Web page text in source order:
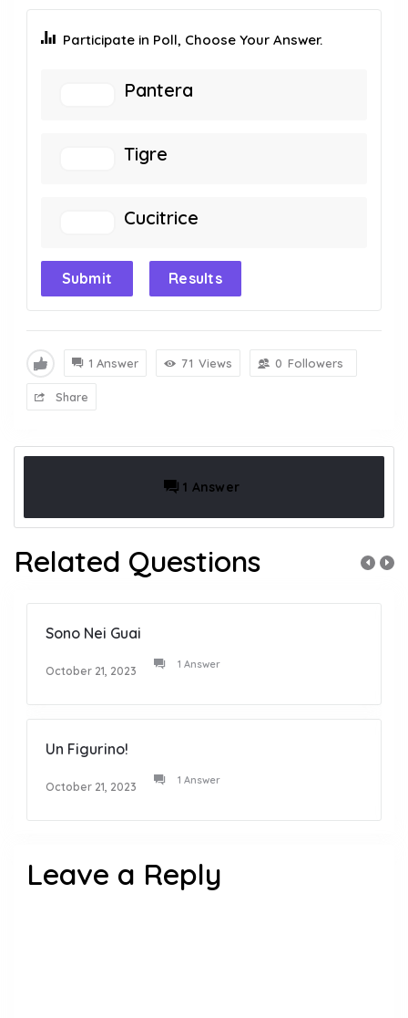
Participate in Poll, Choose Your Answer.
Pantera
Tigre
Cucitrice
Submit Results
1 Answer 71 Views 0 Followers
Share
1 Answer
Related Questions
Sono Nei Guai
October 21, 2023 1 Answer
Un Figurino!
October 21, 2023 1 Answer
Leave a Reply